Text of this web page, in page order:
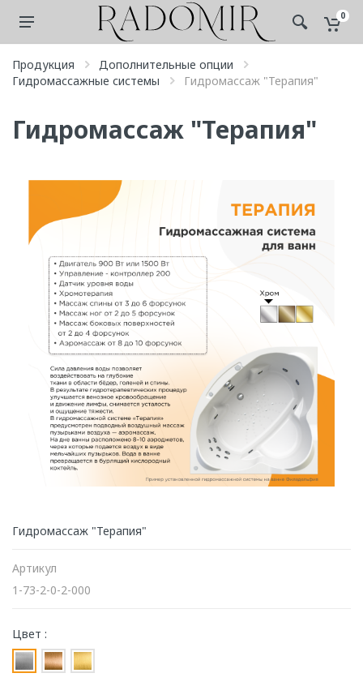
0
Продукция
Дополнительные опции
Гидромассажные системы
Гидромассаж "Терапия"
Гидромассаж "Терапия"
Гидромассаж "Терапия"
Артикул
1-73-2-0-2-000
Цвет :